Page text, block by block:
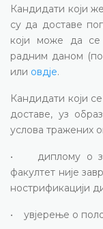
Кандидати који
су да доставе
који може да се
радним даном
или овдје.
Кандидати који
доставе, уз
услова тражених
• диплому о
факултет није
нострификацији
• увјерење о